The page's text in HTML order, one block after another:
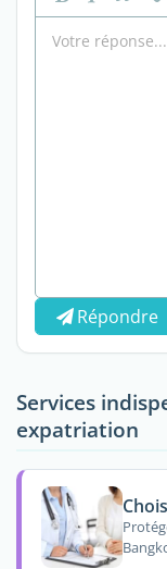
Répondre
Services
expatriation